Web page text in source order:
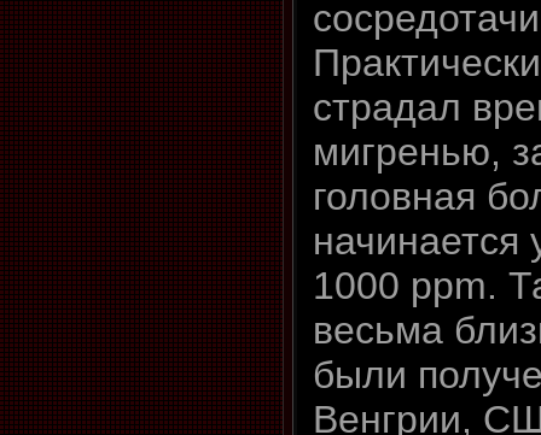
страдал
мигренью,
головная
начинается
1000 ppm.
весьма
были
Венгрии,